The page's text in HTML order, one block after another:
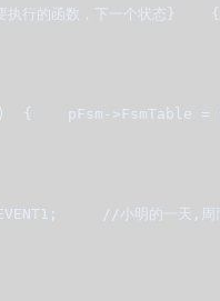
要执行的函数，下一
{    pFsm->FsmTable
//小明的一天